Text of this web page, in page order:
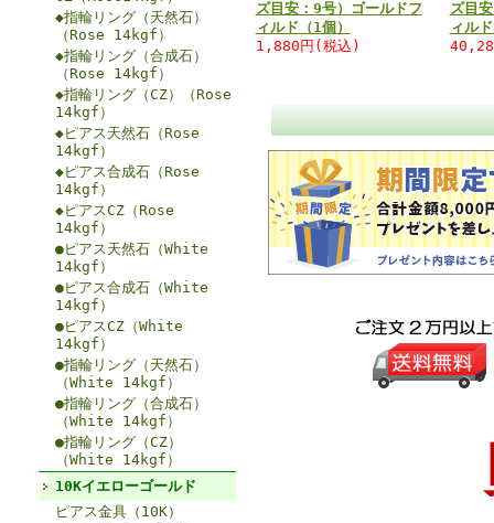
◆指輪リング（天然石）
（Rose 14kgf）
◆指輪リング（合成石）
（Rose 14kgf）
◆指輪リング（CZ）（Rose
14kgf）
◆ピアス天然石（Rose
14kgf）
◆ピアス合成石（Rose
14kgf）
◆ピアスCZ（Rose
14kgf）
●ピアス天然石（White
14kgf）
●ピアス合成石（White
14kgf）
●ピアスCZ（White
14kgf）
●指輪リング（天然石）
（White 14kgf）
●指輪リング（合成石）
（White 14kgf）
●指輪リング（CZ）
（White 14kgf）
10Kイエローゴールド
ピアス金具（10K）
ズ目安：9号）ゴールドフ
ィルド（1個）
1,880円(税込)
ズ目
ィル